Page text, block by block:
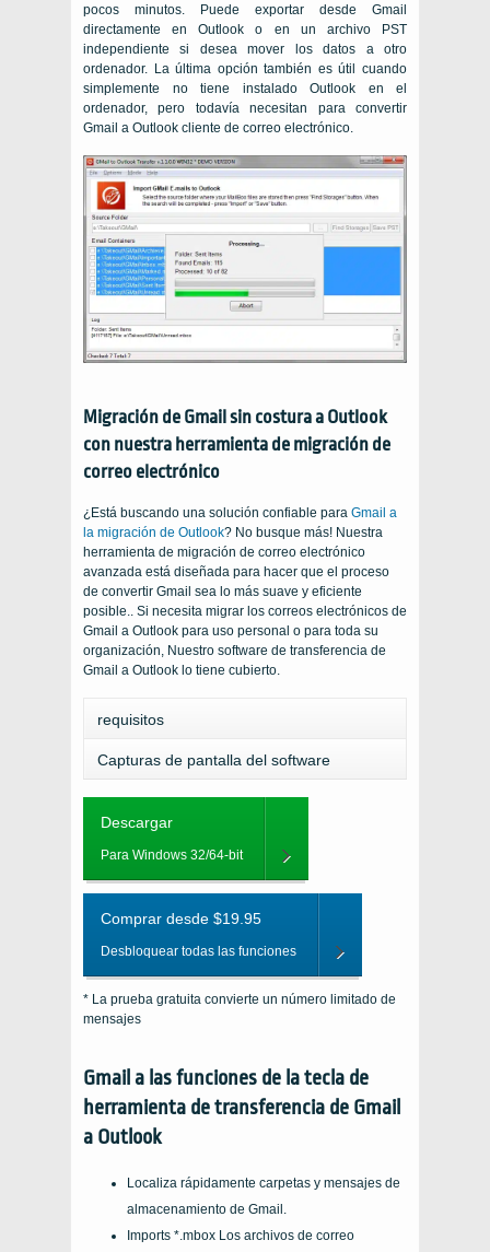
pocos minutos. Puede exportar desde Gmail
directamente en Outlook o en un archivo PST
independiente si desea mover los datos a otro
ordenador. La última opción también es útil cuando
simplemente no tiene instalado Outlook en el
ordenador, pero todavía necesitan para convertir
Gmail a Outlook cliente de correo electrónico.
Migración de Gmail sin costura a Outlook
con nuestra herramienta de migración de
correo electrónico
¿Está buscando una solución confiable para Gmail a
la migración de Outlook? No busque más! Nuestra
herramienta de migración de correo electrónico
avanzada está diseñada para hacer que el proceso
de convertir Gmail sea lo más suave y eficiente
posible.. Si necesita migrar los correos electrónicos de
Gmail a Outlook para uso personal o para toda su
organización, Nuestro software de transferencia de
Gmail a Outlook lo tiene cubierto.
requisitos
Capturas de pantalla del software
Descargar
Para Windows 32/64-bit
Comprar desde $19.95
Desbloquear todas las funciones
* La prueba gratuita convierte un número limitado de
mensajes
Gmail a las funciones de la tecla de
herramienta de transferencia de Gmail
a Outlook
Localiza rápidamente carpetas y mensajes de
almacenamiento de Gmail.
Imports *.mbox Los archivos de correo